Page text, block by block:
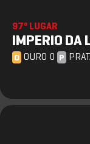
97º LUGAR
IMPERIO DA
O OURO 0 P